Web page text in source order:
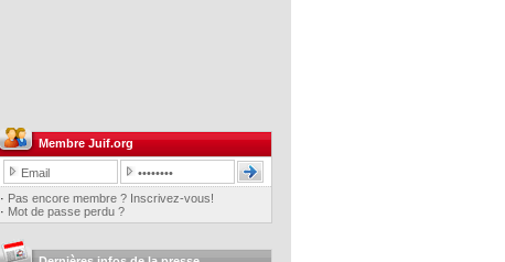
Membre Juif.org
· Pas encore membre ? Inscrivez-vous!
· Mot de passe perdu ?